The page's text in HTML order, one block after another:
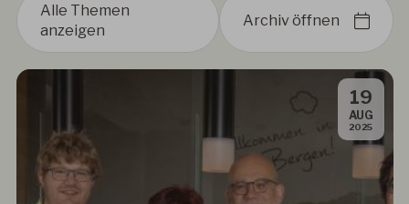
Alle Themen
anzeigen
Archiv öffnen
19
AUG.
2025